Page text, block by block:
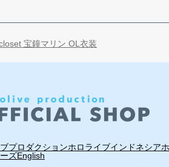
宝鐘マリン OL衣装
プロダクションホロライブインドネシア
ズEnglish